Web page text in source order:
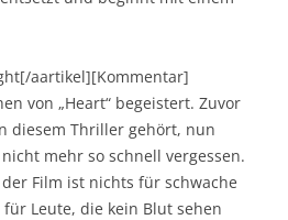
aartikel][Kommentar]
von „Heart“ begeistert. Zuvor
diesem Thriller gehört, nun
mehr so schnell vergessen.
Film ist nichts für schwache
Leute, die kein Blut sehen